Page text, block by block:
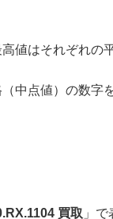
値はそれぞれの
中点値）の数字
買取 」